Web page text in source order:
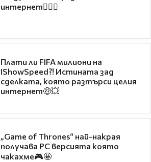
интернет❤️‍🔥🔥
Плати ли FIFA милиони на
IShowSpeed?! Истината зад
сделката, която разтърси целия
интернет🤑💥
„Game of Thrones“ най-накрая
получава PC версията която
чакахме🎮🤩